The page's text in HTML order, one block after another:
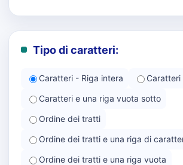
Tipo di caratteri:
Caratteri - Riga intera
Caratteri e una riga vuota sotto
Ordine dei tratti
Ordine dei tratti e una riga di
Ordine dei tratti e una riga vuota